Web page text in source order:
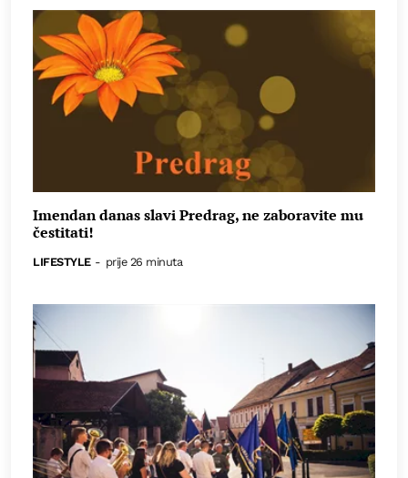
Imendan danas slavi Predrag, ne zaboravite mu
čestitati!
LIFESTYLE - prije 26 minuta